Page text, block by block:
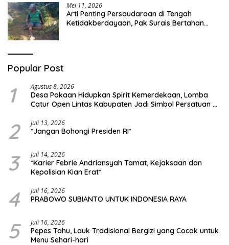
Mei 11, 2026
Arti Penting Persaudaraan di Tengah
Ketidakberdayaan, Pak Surais Bertahan
Popular Post
1 Agustus 8, 2026
Desa Pokaan Hidupkan Spirit Kemerdekaan, Lomba
Catur Open Lintas Kabupaten Jadi Simbol Persatuan di
2 Juli 13, 2026
*Jangan Bohongi Presiden RI*
3 Juli 14, 2026
*Karier Febrie Andriansyah Tamat, Kejaksaan dan
Kepolisian Kian Erat*
4 Juli 16, 2026
PRABOWO SUBIANTO UNTUK INDONESIA RAYA
5 Juli 16, 2026
Pepes Tahu, Lauk Tradisional Bergizi yang Cocok untuk
Menu Sehari-hari